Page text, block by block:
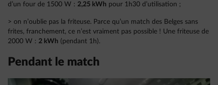
d’un four de 1500 W : 2,25 kWh pour 1h30 d’utilisation ;
> on n’oublie pas la friteuse. Parce qu’un match des Belges sans
frites, franchement, ce n’est vraiment pas possible ! Une friteuse de
2000 W : 2 kWh (pendant 1h).
Pendant le match